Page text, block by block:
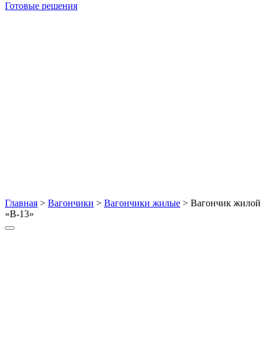
Готовые решения
Главная > Вагончики > Вагончики жилые > Вагончик жилой
«В-13»